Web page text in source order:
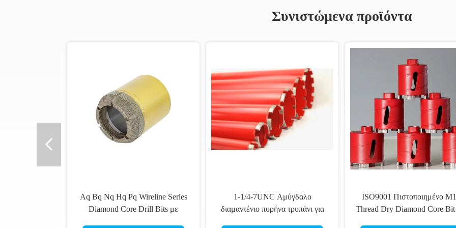
Συνιστώμενα προϊόντα
1 - 6" διαμαντένιο πυρήνα σετ με
βιομηχανικό πρότυπο 1 1/4" νήμα
Δάσκαλο πυρήνα Nmlc
διαμαντιού που χρησιμοποιείται
Εργαλεία γεώτρησης
γραμμής BQ NQ HQ PQ